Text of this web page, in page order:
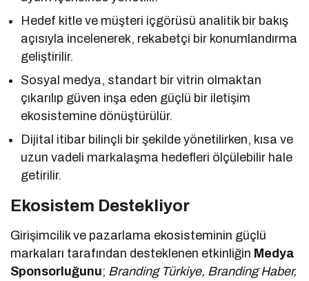
Hedef kitle ve müşteri içgörüsü analitik bir bakış
açısıyla incelenerek, rekabetçi bir konumlandırma
geliştirilir.
Sosyal medya, standart bir vitrin olmaktan
çıkarılıp güven inşa eden güçlü bir iletişim
ekosistemine dönüştürülür.
Dijital itibar bilinçli bir şekilde yönetilirken, kısa ve
uzun vadeli markalaşma hedefleri ölçülebilir hale
getirilir.
Ekosistem Destekliyor
Girişimcilik ve pazarlama ekosisteminin güçlü
markaları tarafından desteklenen etkinliğin Medya
Sponsorluğunu; Branding Türkiye, Branding Haber,